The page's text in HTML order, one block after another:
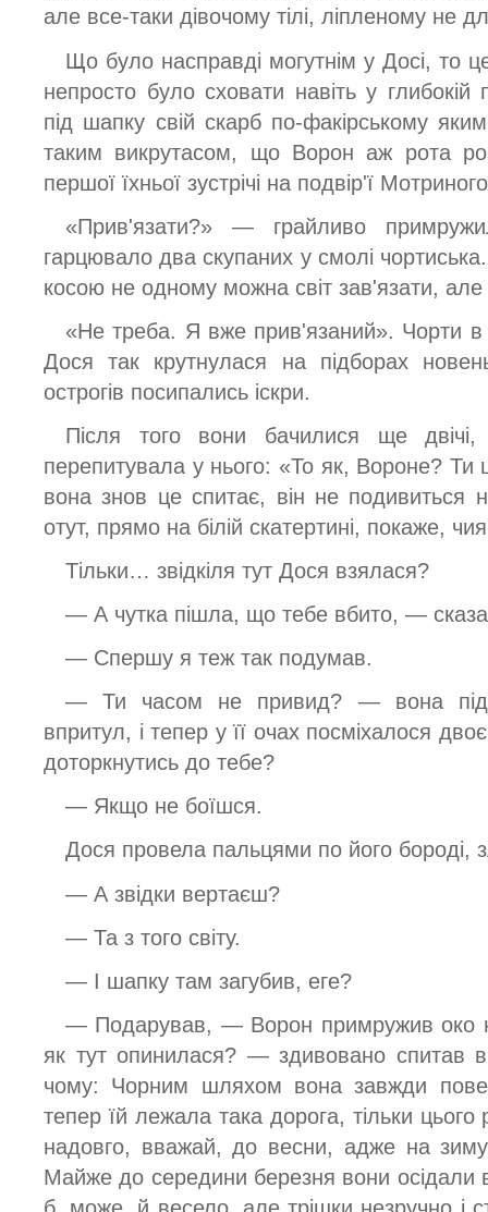
але все-таки дівочому тілі, ліпленому не
Що було насправді могутнім у Досі, то
непросто було сховати навіть у
під шапку свій скарб по-факірському
таким викрутасом, що Ворон аж рота
першої їхньої зустрічі на подвір'ї
«Прив'язати?» — грайливо
гарцювало два скупаних у смолі
косою не одному можна світ зав'язати, але
«Не треба. Я вже прив'язаний». Чорти в
Дося так крутнулася на підборах
острогів посипались іскри.
Після того вони бачилися ще
перепитувала у нього: «То як, Вороне?
вона знов це спитає, він не подивиться
отут, прямо на білій скатертині, покаже,
Тільки… звідкіля тут Дося взялася?
— А чутка пішла, що тебе вбито, —
— Спершу я теж так подумав.
— Ти часом не привид? — вона
впритул, і тепер у її очах посміхалося
доторкнутись до тебе?
— Якщо не боїшся.
Дося провела пальцями по його бороді,
— А звідки вертаєш?
— Та з того світу.
— І шапку там загубив, еге?
— Подарував, — Ворон примружив око
як тут опинилася? — здивовано спитав
чому: Чорним шляхом вона завжди
тепер їй лежала така дорога, тільки
надовго, вважай, до весни, адже на
Майже до середини березня вони осідали